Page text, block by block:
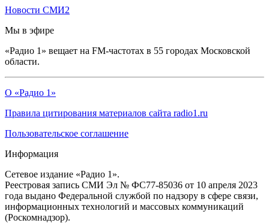
Новости СМИ2
Мы в эфире
«Радио 1» вещает на FM-частотах в 55 городах Московской
области.
О «Радио 1»
Правила цитирования материалов сайта radio1.ru
Пользовательское соглашение
Информация
Сетевое издание «Радио 1».
Реестровая запись СМИ Эл № ФС77-85036 от 10 апреля 2023
года выдано Федеральной службой по надзору в сфере связи,
информационных технологий и массовых коммуникаций
(Роскомнадзор).